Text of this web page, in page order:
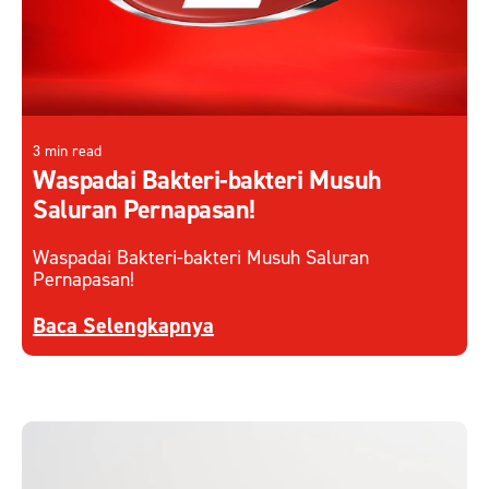
3 min read
Waspadai Bakteri-bakteri Musuh
Saluran Pernapasan!
Waspadai Bakteri-bakteri Musuh Saluran
Pernapasan!
Discover more about Waspadai Bakteri-bakteri
Baca Selengkapnya